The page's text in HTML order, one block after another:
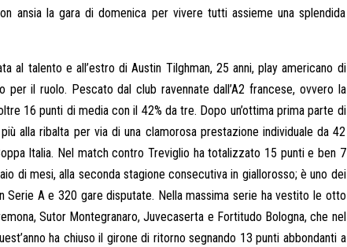
ansia la gara di domenica per vivere tutti assieme una splendida
al talento e all’estro di Austin Tilghman, 25 anni, play americano di
il ruolo. Pescato dal club ravennate dall’A2 francese, ovvero la
16 punti di media con il 42% da tre. Dopo un’ottima prima parte di
alla ribalta per via di una clamorosa prestazione individuale da 42
Italia. Nel match contro Treviglio ha totalizzato 15 punti e ben 7
di mesi, alla seconda stagione consecutiva in giallorosso; è uno dei
Serie A e 320 gare disputate. Nella massima serie ha vestito le otto
Sutor Montegranaro, Juvecaserta e Fortitudo Bologna, che nel
ha chiuso il girone di ritorno segnando 13 punti abbondanti a